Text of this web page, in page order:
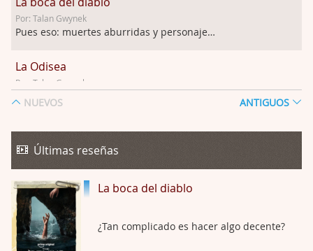
Por: Talan Gwynek
Pues eso: muertes aburridas y personajes p …
La Odisea
Por: Talan Gwynek
La Odisea
Por: Draghann
Trance
Por: Luar
Buena película, buen director y buenos ac …
NUEVOS ANTIGUOS
Últimas reseñas
La boca del diablo
¿Tan complicado es hacer algo decente?